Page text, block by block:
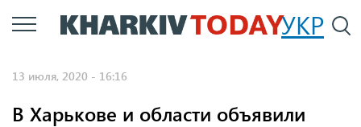
Перейти
к
УКР
13 июля, 2020 - 16:16
В Харькове и области объявили